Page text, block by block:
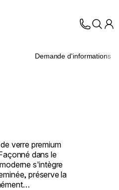
Demande d'informations
verre premium
dans le
s'intègre
préserve la